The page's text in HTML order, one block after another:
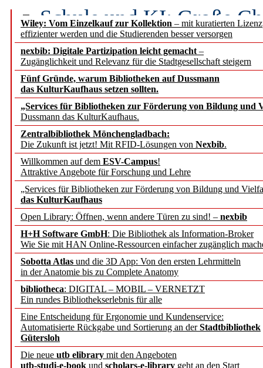
Wiley: Vom Einzelkauf zur Kollektion – mit kuratierten
effizienter werden und die Studierenden besser versorgen
nexbib: Digitale Partizipation leicht gemacht –
Zugänglichkeit und Relevanz für die Stadtgesellschaft steigern
Fünf Gründe, warum Bibliotheken auf Dussmann
das KulturKaufhaus setzen sollten.
„Services für Bibliotheken zur Förderung von Bildung und
Dussmann das KulturKaufhaus.
Zentralbibliothek Mönchengladbach:
Die Zukunft ist jetzt! Mit RFID-Lösungen von Nexbib.
Willkommen auf dem ESV-Campus!
Attraktive Angebote für Forschung und Lehre
„Services für Bibliotheken zur Förderung von Bildung und
das KulturKaufhaus
Open Library: Öffnen, wenn andere Türen zu sind! – nexbib
H+H Software GmbH: Die Bibliothek als Information-Broker
Wie Sie mit HAN Online-Ressourcen einfacher zugänglich
Sobotta Atlas und die 3D App: Von den ersten Lehrmitteln
in der Anatomie bis zu Complete Anatomy
bibliotheca: DIGITAL – MOBIL – VERNETZT
Ein rundes Bibliothekserlebnis für alle
Eine Entscheidung für Ergonomie und Kundenservice:
Automatisierte Rückgabe und Sortierung an derStadtbibliothek
Gütersloh
Die neue utb elibrary mit den Angeboten
utb-studi-e-book und scholars-e-library geht an den Start
Schule und KI: Große
Voraussetzungen
Erfolgreiches erstes
Segment Research –
angepasst
konstruktiv!
Mohr Siebeck
und die Zeitschrift für
Francke Attempto
EBSCO Information
Recherchefunktionen in
Sorbisches Institut neu
Geschichte und